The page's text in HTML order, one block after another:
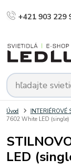
+421 903 229
Úvod INTERIÉROVÉ
7602 White LED (single)
LED